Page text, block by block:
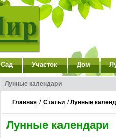
Сад Участок Дом
Лунные календари
Главная / Статьи /Лунные
Лунные календари